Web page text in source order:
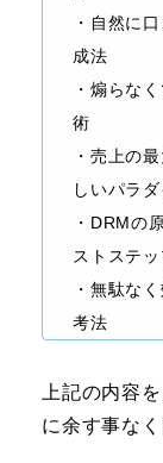
・自然に
成法
・煽らな
術
・売上の
しいパラ
・DRMの
ストステ
・無駄な
考法
上記の内容
に余す事な